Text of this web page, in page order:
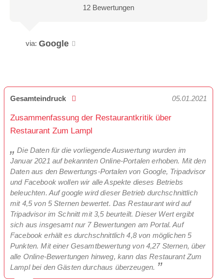
12 Bewertungen
via: Google
Gesamteindruck 05.01.2021
Zusammenfassung der Restaurantkritik über
Restaurant Zum Lampl
Die Daten für die vorliegende Auswertung wurden im
Januar 2021 auf bekannten Online-Portalen erhoben. Mit den
Daten aus den Bewertungs-Portalen von Google, Tripadvisor
und Facebook wollen wir alle Aspekte dieses Betriebs
beleuchten. Auf google wird dieser Betrieb durchschnittlich
mit 4,5 von 5 Sternen bewertet. Das Restaurant wird auf
Tripadvisor im Schnitt mit 3,5 beurteilt. Dieser Wert ergibt
sich aus insgesamt nur 7 Bewertungen am Portal. Auf
Facebook erhält es durchschnittlich 4,8 von möglichen 5
Punkten. Mit einer Gesamtbewertung von 4,27 Sternen, über
alle Online-Bewertungen hinweg, kann das Restaurant Zum
Lampl bei den Gästen durchaus überzeugen.